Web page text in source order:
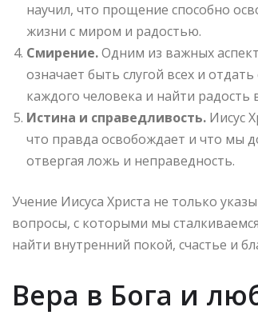
научил, что прощение способно
жизни с миром и радостью.
Смирение.Одним из важных
означает быть слугой всех и
каждого человека и найти радость
Истина и справедливость. Иисус
что правда освобождает и что мы
отвергая ложь и неправедность.
Учение Иисуса Христа не только
вопросы, с которыми мы
найти внутренний покой, счастье и
Вера в Бога и